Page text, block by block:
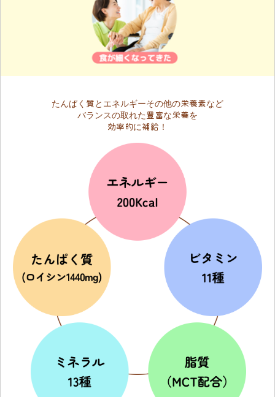
たんぱく質とエネルギーその他の栄養素など
バランスの取れた豊富な栄養を
効率的に補給！